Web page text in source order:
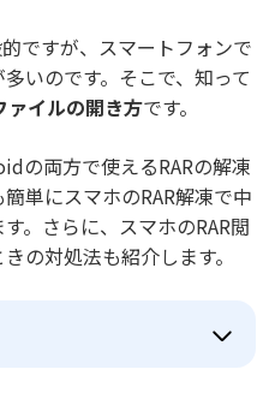
ですが、スマートフォンで
いのです。そこで、知って
ァイルの開き方です。
の両方で使えるRARの解凍
単にスマホのRAR解凍で中
。さらに、スマホのRAR閲
の対処法も紹介します。